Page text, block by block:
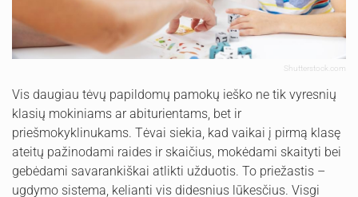
Shutterstock.com
Vis daugiau tėvų papildomų pamokų ieško ne tik vyresnių
klasių mokiniams ar abiturientams, bet ir
priešmokyklinukams. Tėvai siekia, kad vaikai į pirmą klasę
ateitų pažinodami raides ir skaičius, mokėdami skaityti bei
gebėdami savarankiškai atlikti užduotis. To priežastis –
ugdymo sistema, kelianti vis didesnius lūkesčius. Visgi